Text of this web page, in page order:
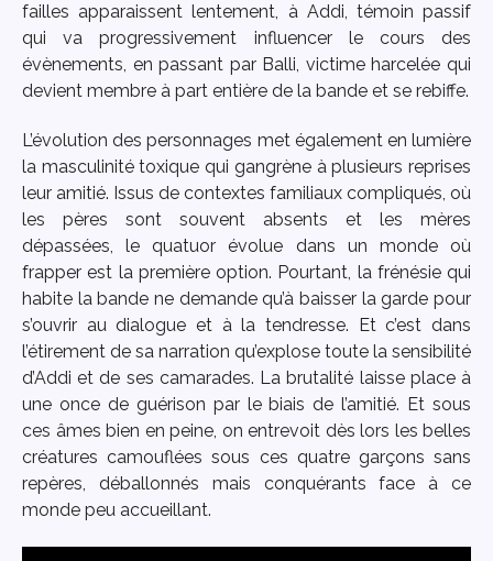
failles apparaissent lentement, à Addi, témoin passif
qui va progressivement influencer le cours des
évènements, en passant par Balli, victime harcelée qui
devient membre à part entière de la bande et se rebiffe.
L’évolution des personnages met également en lumière
la masculinité toxique qui gangrène à plusieurs reprises
leur amitié. Issus de contextes familiaux compliqués, où
les pères sont souvent absents et les mères
dépassées, le quatuor évolue dans un monde où
frapper est la première option. Pourtant, la frénésie qui
habite la bande ne demande qu’à baisser la garde pour
s’ouvrir au dialogue et à la tendresse. Et c’est dans
l’étirement de sa narration qu’explose toute la sensibilité
d’Addi et de ses camarades. La brutalité laisse place à
une once de guérison par le biais de l’amitié. Et sous
ces âmes bien en peine, on entrevoit dès lors les belles
créatures camouflées sous ces quatre garçons sans
repères, déballonnés mais conquérants face à ce
monde peu accueillant.